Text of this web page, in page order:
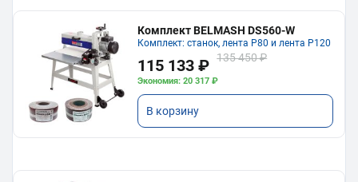
Комплект BELMASH DS560-W
Комплект: станок, лента P80 и лента P120
115 133 ₽ 135 450 ₽
Экономия: 20 317 ₽
В корзину